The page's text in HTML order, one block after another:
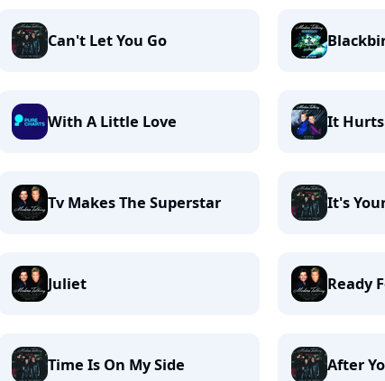
Can't Let You Go
With A Little Love It Hurts
Tv Makes The Superstar It's
Juliet Ready
Time Is On My Side After